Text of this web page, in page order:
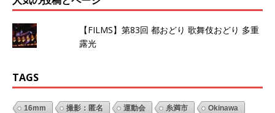
【FILMS】第83回 都おどり 歌舞伎おどり 多重
露光
TAGS
16mm 撮影：匿名 運動会 糸満市 Okinawa